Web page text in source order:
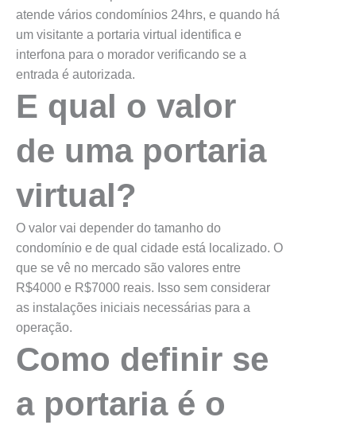
atende vários condomínios 24hrs, e quando há
um visitante a portaria virtual identifica e
interfona para o morador verificando se a
entrada é autorizada.
E qual o valor
de uma portaria
virtual?
O valor vai depender do tamanho do
condomínio e de qual cidade está localizado. O
que se vê no mercado são valores entre
R$4000 e R$7000 reais. Isso sem considerar
as instalações iniciais necessárias para a
operação.
Como definir se
a portaria é o